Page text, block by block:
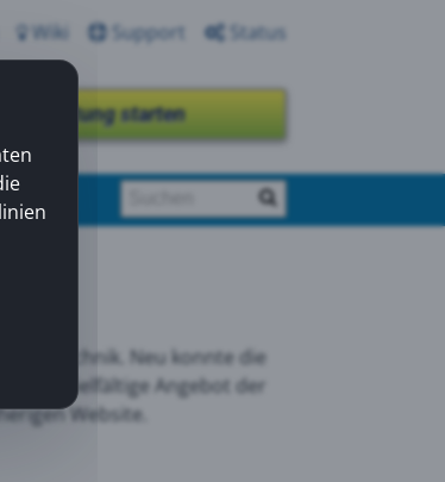
Wiki Support Status
Fernwartung starten
Neu konnte die
Das vielfältige Angebot der
Website.